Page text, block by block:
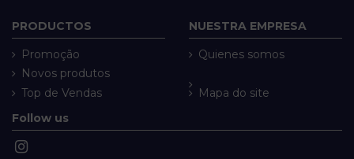
PRODUCTOS
Promoção
Novos produtos
Top de Vendas
NUESTRA EMPRESA
Quienes somos
Mapa do site
Follow us